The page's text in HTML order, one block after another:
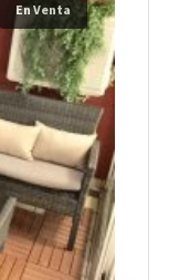
En Venta